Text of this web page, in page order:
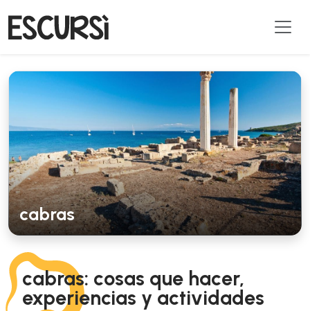
cabras: cosas que hacer,
experiencias y actividades
cabras